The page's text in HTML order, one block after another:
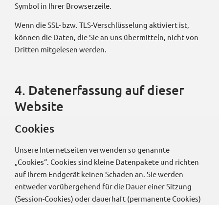
Symbol in Ihrer Browserzeile.
Wenn die SSL- bzw. TLS-Verschlüsselung aktiviert ist,
können die Daten, die Sie an uns übermitteln, nicht von
Dritten mitgelesen werden.
4. Datenerfassung auf dieser
Website
Cookies
Unsere Internetseiten verwenden so genannte
„Cookies“. Cookies sind kleine Datenpakete und richten
auf Ihrem Endgerät keinen Schaden an. Sie werden
entweder vorübergehend für die Dauer einer Sitzung
(Session-Cookies) oder dauerhaft (permanente Cookies)